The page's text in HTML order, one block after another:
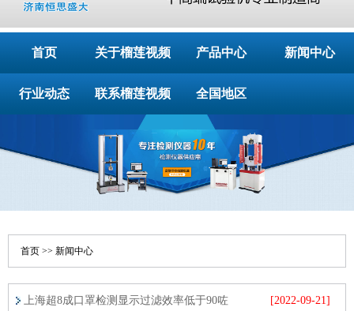
首页 关于榴莲视频
APP下载安装
产品中心 新闻中心
行业动态 联系榴莲视频
APP下载安装
全国地区
首页 >> 新闻中心
[2022-09-21]
上海超8成口罩检测显示过滤效率低于90咗